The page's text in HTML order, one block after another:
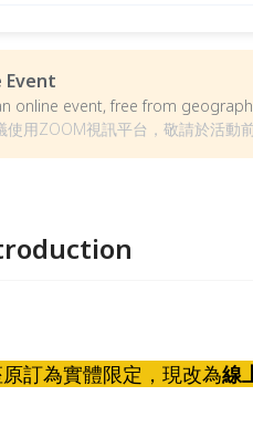
Event
online event, free from
使用ZOOM視訊平台，敬請於活動
訂為實體限定，現改為線